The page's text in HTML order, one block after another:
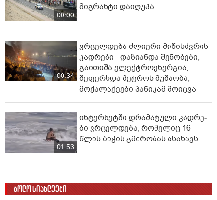
00:00
მიგრანტი დაიღუპა
00:34
ვრცელდება ძლიერი მიწისძვრის
კადრები - დაზიანდა შენობები,
გაითიშა ელექტროენერგია,
შეფერხდა მეტროს მუშაობა,
მოქალაქეები პანიკამ მოიცვა
01:53
ინ­ტერ­ნეტ­ში დრა­მა­ტუ­ლი კად­რე­
ბი ვრცელდება, რომელიც 16
წლის ბიჭის გმირობას ასახავს
ბოლო სიახლეები